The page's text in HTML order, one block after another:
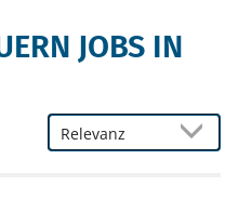
JOBS IN